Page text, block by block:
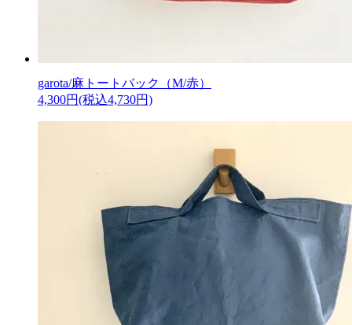
garota/麻トートバック（M/赤）
4,300円(税込4,730円)